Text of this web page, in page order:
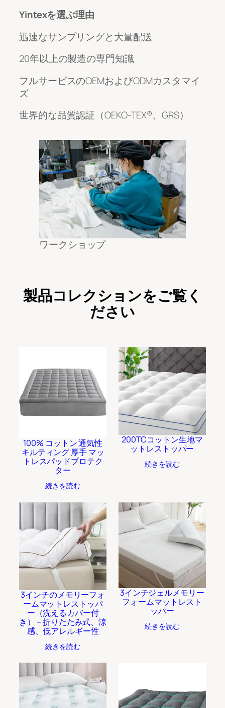
Yintexを選ぶ理由
迅速なサンプリングと大量配送
20年以上の製造の専門知識
フルサービスのOEMおよびODMカスタマイ
ズ
世界的な品質認証（OEKO-TEX®、GRS）
ワークショップ
製品コレクションをご覧く
ださい
100% コットン 通気性
キルティング 厚手 マッ
トレスパッドプロテク
ター
続きを読む
200TCコットン生地マ
ットレストッパー
続きを読む
3インチのメモリーフォ
ームマットレストッパ
ー（洗えるカバー付
き） – 折りたたみ式、涼
感、低アレルギー性
続きを読む
3インチジェルメモリー
フォームマットレスト
ッパー
続きを読む